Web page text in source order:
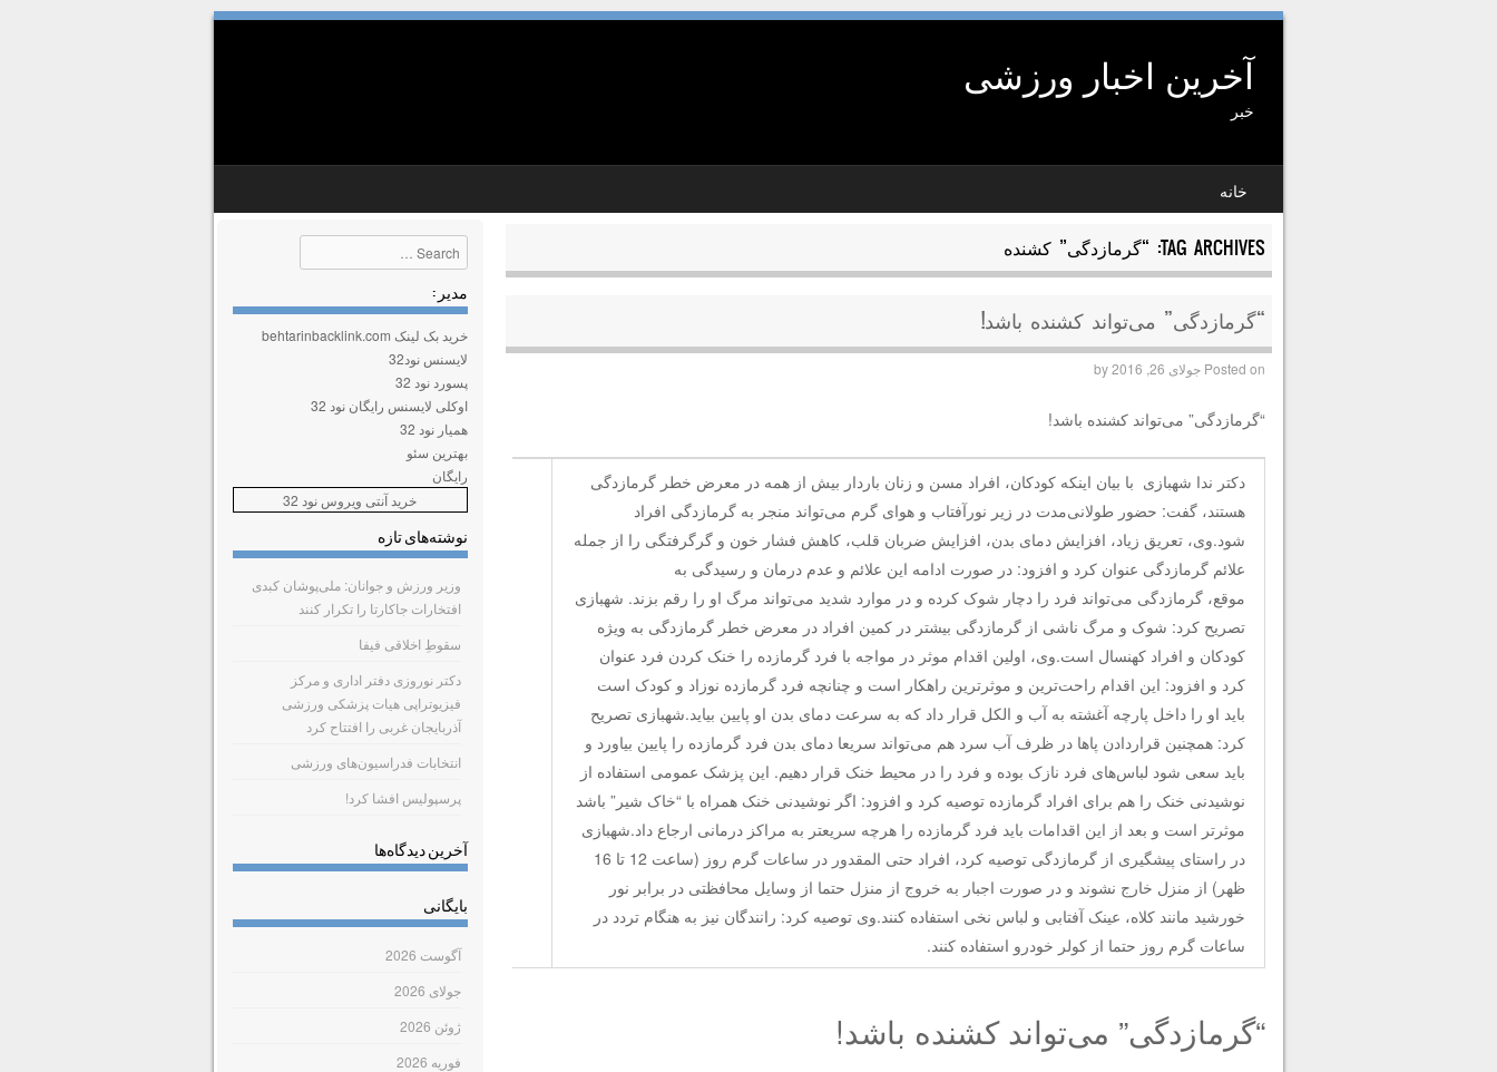
آخرین اخبار ورزشی
خبر
MENU
SKIP TO CONTENT
خانه
TAG ARCHIVES: “گرمازدگی” کشنده
“گرمازدگی” می‌تواند کشنده باشد!
Posted on جولای 26, 2016 by
“گرمازدگی” می‌تواند کشنده باشد!
دکتر ندا شهبازی با بیان اینکه کودکان، افراد مسن و زنان باردار بیش از همه در معرض خطر گرمازدگی
هستند، گفت: حضور طولانی‌مدت در زیر نورآفتاب و هوای گرم می‌تواند منجر به گرمازدگی افراد
شود.وی، تعریق زیاد، افزایش دمای بدن، افزایش ضربان قلب، کاهش فشار خون و گرگرفتگی را از جمله
علائم گرمازدگی عنوان کرد و افزود: در صورت ادامه این علائم و عدم درمان و رسیدگی به
موقع، گرمازدگی می‌تواند فرد را دچار شوک کرده و در موارد شدید می‌تواند مرگ او را رقم بزند. شهبازی
تصریح کرد: شوک و مرگ ناشی از گرمازدگی بیشتر در کمین افراد در معرض خطر گرمازدگی به ویژه
کودکان و افراد کهنسال است.وی، اولین اقدام موثر در مواجه با فرد گرمازده را خنک کردن فرد عنوان
کرد و افزود: این اقدام راحت‌ترین و موثرترین راهکار است و چنانچه فرد گرمازده نوزاد و کودک است
باید او را داخل پارچه آغشته به آب و الکل قرار داد که به سرعت دمای بدن او پایین بیاید.شهبازی تصریح
کرد: همچنین قراردادن پاها در ظرف آب سرد هم می‌تواند سریعا دمای بدن فرد گرمازده را پایین بیاورد و
باید سعی شود لباس‌های فرد نازک بوده و فرد را در محیط خنک قرار دهیم. این پزشک عمومی استفاده از
نوشیدنی خنک را هم برای افراد گرمازده توصیه کرد و افزود: اگر نوشیدنی خنک همراه با “خاک شیر” باشد
موثرتر است و بعد از این اقدامات باید فرد گرمازده را هرچه سریعتر به مراکز درمانی ارجاع داد.شهبازی
در راستای پیشگیری از گرمازدگی توصیه کرد، افراد حتی المقدور در ساعات گرم روز (ساعت 12 تا 16
ظهر) از منزل خارج نشوند و در صورت اجبار به خروج از منزل حتما از وسایل محافظتی در برابر نور
خورشید مانند کلاه، عینک آفتابی و لباس نخی استفاده کنند.وی توصیه کرد: رانندگان نیز به هنگام تردد در
ساعات گرم روز حتما از کولر خودرو استفاده کنند.
“گرمازدگی” می‌تواند کشنده باشد!
Search
مدیر :
خرید بک لینک behtarinbacklink.com
لایسنس نود32
پسورد نود 32
اوکلی لایسنس رایگان نود 32
همیار نود 32
بهترین سئو
رایگان
خرید آنتی ویروس نود 32
نوشته‌های تازه
وزیر ورزش و جوانان: ملی‌پوشان کبدی
افتخارات جاکارتا را تکرار کنند
سقوطِ اخلاقی فیفا
دکتر نوروزی دفتر اداری و مرکز
فیزیوتراپی هیات پزشکی ورزشی
آذربایجان غربی را افتتاح کرد
انتخابات فدراسیون‌های ورزشی
پرسپولیس افشا کرد!
آخرین دیدگاه‌ها
بایگانی
آگوست 2026
جولای 2026
ژوئن 2026
فوریه 2026